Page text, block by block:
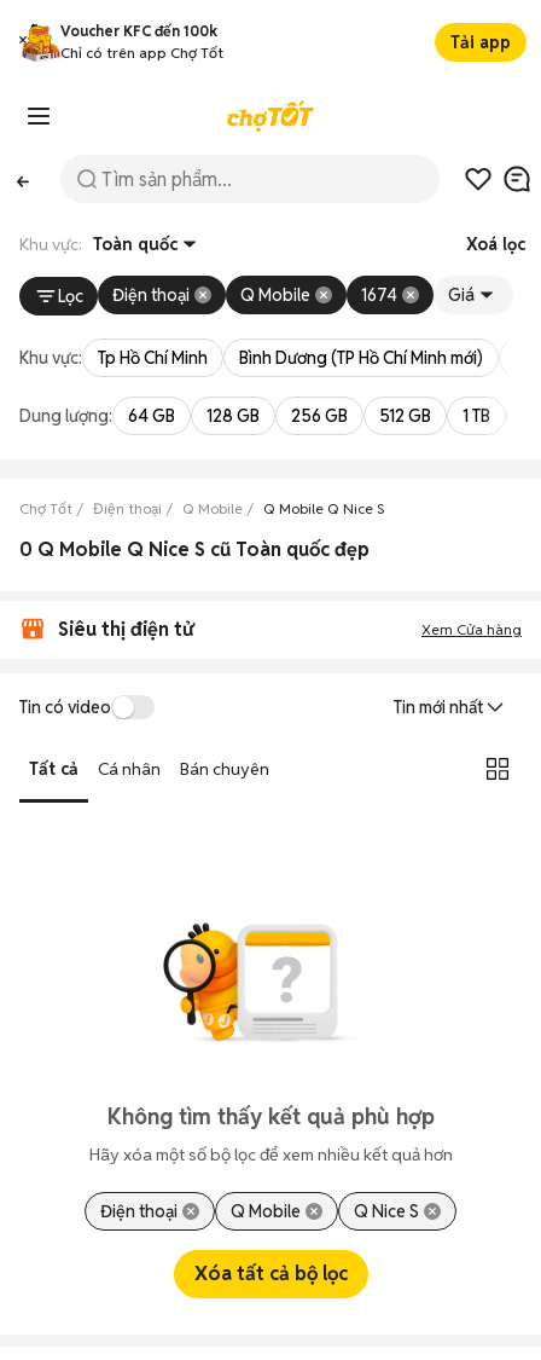
Voucher KFC đến 100k
Chỉ có trên app Chợ Tốt
Tải app
Khu vực: Toàn quốc Xoá lọc
Lọc Điện thoại Q Mobile 1674 Giá
Khu vực: Tp Hồ Chí Minh Bình Dương (TP Hồ Chí Minh mới)
Dung lượng: 64 GB 128 GB 256 GB 512 GB 1 TB
Chợ Tốt Điện thoại Q Mobile Q Mobile Q Nice S
0 Q Mobile Q Nice S cũ Toàn quốc đẹp
Siêu thị điện tử Xem Cửa hàng
Tin có video Tin mới nhất
Tất cả Cá nhân Bán chuyên
Không tìm thấy kết quả phù hợp
Hãy xóa một số bộ lọc để xem nhiều kết quả hơn
Điện thoại Q Mobile Q Nice S
Xóa tất cả bộ lọc